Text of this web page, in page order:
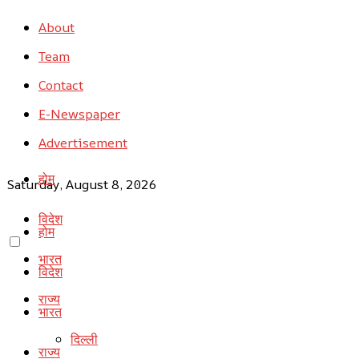
About
Team
Contact
E-Newspaper
Advertisement
Saturday, August 8, 2026
होम
विदेश
भारत
राज्य
दिल्ली
होम
विदेश
भारत
राज्य